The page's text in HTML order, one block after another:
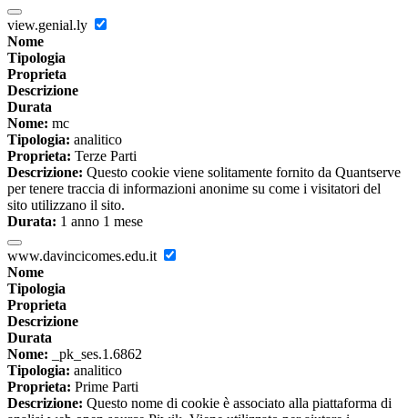
view.genial.ly
Nome
Tipologia
Proprieta
Descrizione
Durata
Nome: mc
Tipologia: analitico
Proprieta: Terze Parti
Descrizione: Questo cookie viene solitamente fornito da Quantserve
per tenere traccia di informazioni anonime su come i visitatori del
sito utilizzano il sito.
Durata: 1 anno 1 mese
www.davincicomes.edu.it
Nome
Tipologia
Proprieta
Descrizione
Durata
Nome: _pk_ses.1.6862
Tipologia: analitico
Proprieta: Prime Parti
Descrizione: Questo nome di cookie è associato alla piattaforma di